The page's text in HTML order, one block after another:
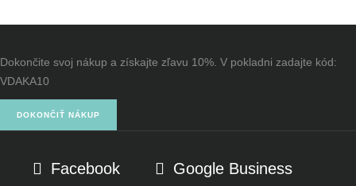
Dokončite svoj nákup a získajte zľavu 10%. V pokladni zadajte kód:
VDAKA10
DOKONČIŤ NÁKUP
Facebook
Google Business